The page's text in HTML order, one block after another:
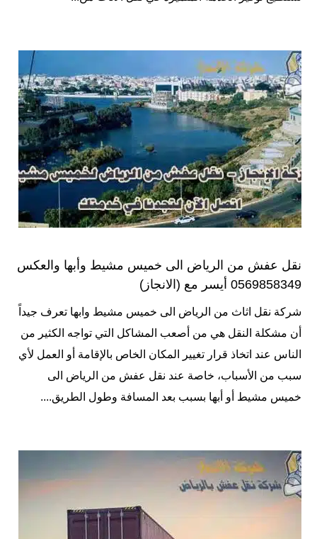
نقل عفش من الرياض الى خميس مشيط وأبها والعكس
0569858349 أيسر مع (الانجاز)
شركة نقل اثاث من الرياض الى خميس مشيط وابها تعرف جيداً
أن مشكلة النقل هي من أصعب المشاكل التي تواجه الكثير من
الناس عند اتخاذ قرار تغيير المكان الخاص بالإقامة أو العمل لأي
سبب من الأسباب، خاصة عند نقل عفش من الرياض الى
خميس مشيط أو أبها بسبب بعد المسافة وطول الطريق....